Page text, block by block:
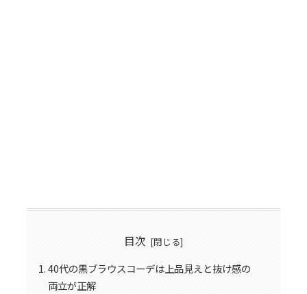
目次
40代の黒ブラウスコーデは上品見えと抜け感の
両立が正解